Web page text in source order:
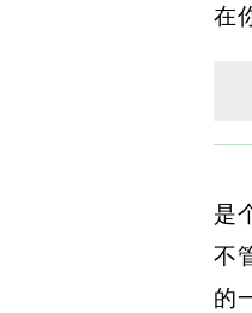
在
是
不
的